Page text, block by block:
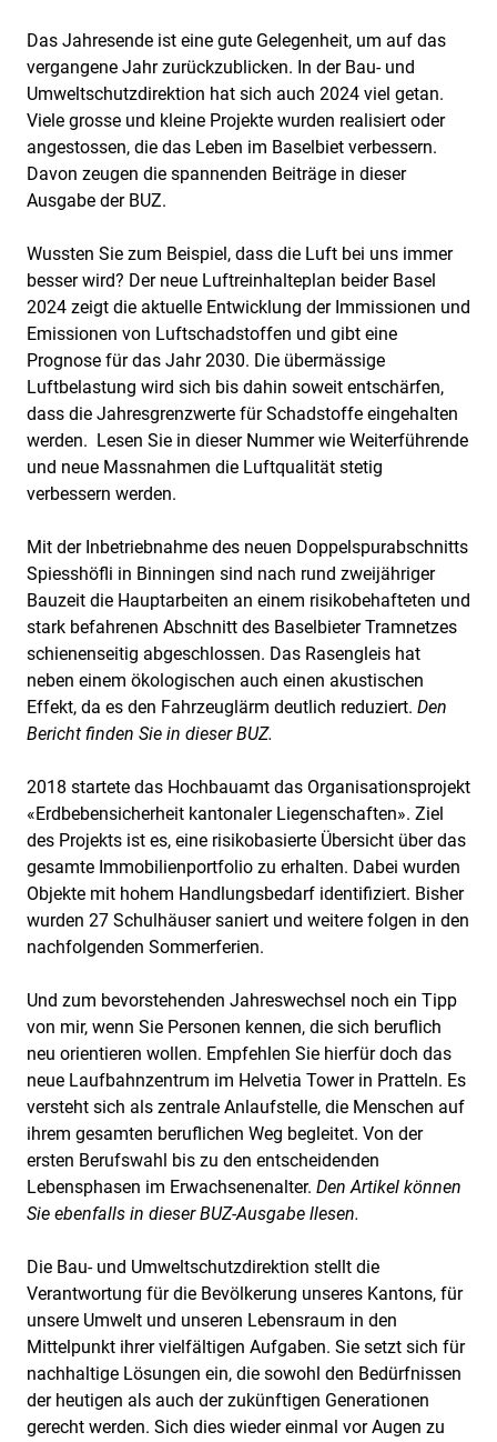
Das Jahresende ist eine gute Gelegenheit, um auf das
vergangene Jahr zurückzublicken. In der Bau- und
Umweltschutzdirektion hat sich auch 2024 viel getan.
Viele grosse und kleine Projekte wurden realisiert oder
angestossen, die das Leben im Baselbiet verbessern.
Davon zeugen die spannenden Beiträge in dieser
Ausgabe der BUZ.
Wussten Sie zum Beispiel, dass die Luft bei uns immer
besser wird? Der neue Luftreinhalteplan beider Basel
2024 zeigt die aktuelle Entwicklung der Immissionen und
Emissionen von Luftschadstoffen und gibt eine
Prognose für das Jahr 2030. Die übermässige
Luftbelastung wird sich bis dahin soweit entschärfen,
dass die Jahresgrenzwerte für Schadstoffe eingehalten
werden. Lesen Sie in dieser Nummer wie Weiterführende
und neue Massnahmen die Luftqualität stetig
verbessern werden.
Mit der Inbetriebnahme des neuen Doppelspurabschnitts
Spiesshöfli in Binningen sind nach rund zweijähriger
Bauzeit die Hauptarbeiten an einem risikobehafteten und
stark befahrenen Abschnitt des Baselbieter Tramnetzes
schienenseitig abgeschlossen. Das Rasengleis hat
neben einem ökologischen auch einen akustischen
Effekt, da es den Fahrzeuglärm deutlich reduziert. Den
Bericht finden Sie in dieser BUZ.
2018 startete das Hochbauamt das Organisationsprojekt
«Erdbebensicherheit kantonaler Liegenschaften». Ziel
des Projekts ist es, eine risikobasierte Übersicht über das
gesamte Immobilienportfolio zu erhalten. Dabei wurden
Objekte mit hohem Handlungsbedarf identifiziert. Bisher
wurden 27 Schulhäuser saniert und weitere folgen in den
nachfolgenden Sommerferien.
Und zum bevorstehenden Jahreswechsel noch ein Tipp
von mir, wenn Sie Personen kennen, die sich beruflich
neu orientieren wollen. Empfehlen Sie hierfür doch das
neue Laufbahnzentrum im Helvetia Tower in Pratteln. Es
versteht sich als zentrale Anlaufstelle, die Menschen auf
ihrem gesamten beruflichen Weg begleitet. Von der
ersten Berufswahl bis zu den entscheidenden
Lebensphasen im Erwachsenenalter. Den Artikel können
Sie ebenfalls in dieser BUZ-Ausgabe llesen.
Die Bau- und Umweltschutzdirektion stellt die
Verantwortung für die Bevölkerung unseres Kantons, für
unsere Umwelt und unseren Lebensraum in den
Mittelpunkt ihrer vielfältigen Aufgaben. Sie setzt sich für
nachhaltige Lösungen ein, die sowohl den Bedürfnissen
der heutigen als auch der zukünftigen Generationen
gerecht werden. Sich dies wieder einmal vor Augen zu